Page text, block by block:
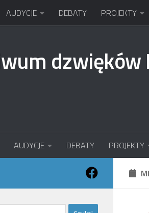
AUDYCJE DEBATY PROJEKTY
dzwięków
AUDYCJE DEBATY PROJEKTY